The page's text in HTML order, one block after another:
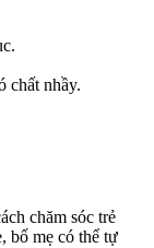
chất nhầy.
chăm sóc trẻ
bố mẹ có thể tự